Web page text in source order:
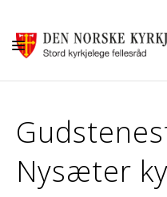
GUDSTENESTER
DÅP VIGSEL GRAVFERD
BARN OG UNGDOM
Nysæter